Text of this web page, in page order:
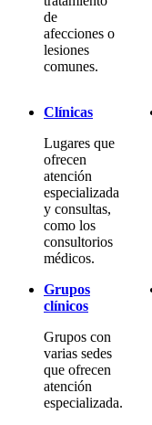
de
afecciones o
lesiones
comunes.
Clínicas
Lugares que
ofrecen
atención
especializada
y consultas,
como los
consultorios
médicos.
Grupos
clínicos
Grupos con
varias sedes
que ofrecen
atención
especializada.